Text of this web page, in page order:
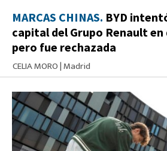
MARCAS CHINAS. BYD
capital del Grupo Renault en
pero fue rechazada
CELIA MORO|Madrid